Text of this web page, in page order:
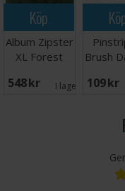
Köp
Album Zipster
XL Forest
pocket
548 SEK I lager:
Brush
109 SEK